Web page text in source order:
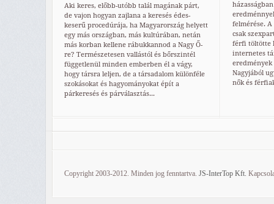
Aki keres, előbb-utóbb talál magának párt,
de vajon hogyan zajlana a keresés édes-
keserű procedúrája, ha Magyarország helyett
egy más országban, más kultúrában, netán
más korban kellene rábukkannod a Nagy Ő-
re? Természetesen vallástól és bőrszintél
függetlenül minden emberben él a vágy,
hogy társra leljen, de a társadalom különféle
szokásokat és hagyományokat épít a
párkeresés és párválasztás...
felmérése.
csak
férfi töltötte
internetes
Nagyjából
nők és
Copyright 2003-2012. Minden jog fenntartva. JS-InterTop Kft.